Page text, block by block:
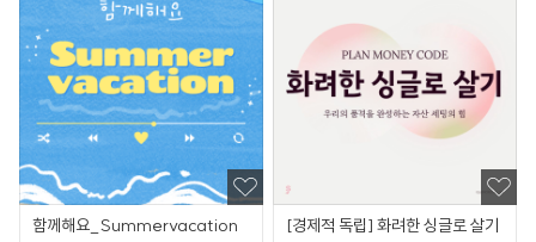
함께해요_Summervacation [경제적 독립] 화려한 싱글로 살기